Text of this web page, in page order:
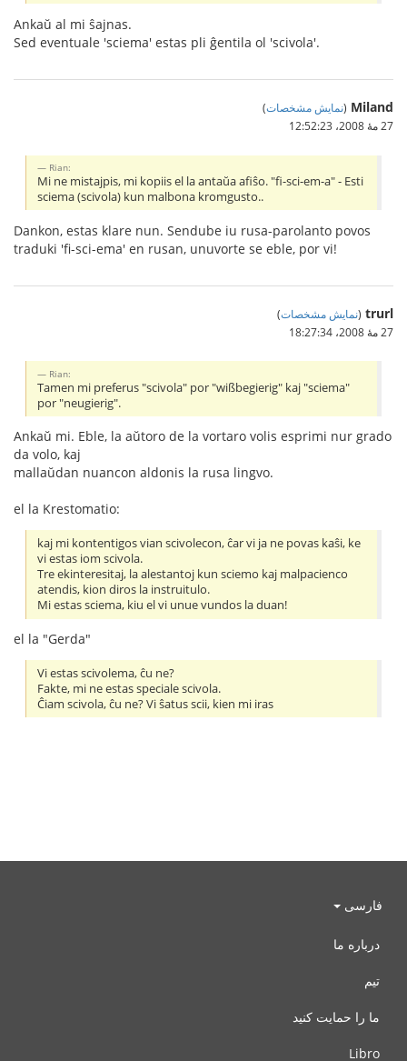
Ankaŭ al mi ŝajnas.
Sed eventuale 'sciema' estas pli ĝentila ol 'scivola'.
Miland
(نمایش مشخصات)
27 مهٔ 2008،‏ 12:52:23
Rian:
Mi ne mistajpis, mi kopiis el la antaŭa afiŝo. "fi-sci-em-a" - Esti
sciema (scivola) kun malbona kromgusto..
Dankon, estas klare nun. Sendube iu rusa-parolanto povos
traduki 'fi-sci-ema' en rusan, unuvorte se eble, por vi!
trurl
(نمایش مشخصات)
27 مهٔ 2008،‏ 18:27:34
Rian:
Tamen mi preferus "scivola" por "wißbegierig" kaj "sciema"
por "neugierig".
Ankaŭ mi. Eble, la aŭtoro de la vortaro volis esprimi nur grado
da volo, kaj
mallaŭdan nuancon aldonis la rusa lingvo.
el la Krestomatio:
kaj mi kontentigos vian scivolecon, ĉar vi ja ne povas kaŝi, ke
vi estas iom scivola.
Tre ekinteresitaj, la alestantoj kun sciemo kaj malpacienco
atendis, kion diros la instruitulo.
Mi estas sciema, kiu el vi unue vundos la duan!
el la "Gerda"
Vi estas scivolema, ĉu ne?
Fakte, mi ne estas speciale scivola.
Ĉiam scivola, ĉu ne? Vi ŝatus scii, kien mi iras
فارسی
درباره ما
تیم
ما را حمایت کنید
Libro